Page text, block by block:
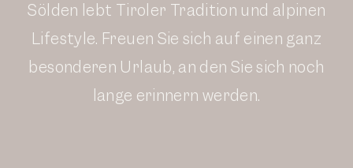
Sölden lebt Tiroler Tradition und alpinen
Lifestyle. Freuen Sie sich auf einen ganz
besonderen Urlaub, an den Sie sich noch
lange erinnern werden.